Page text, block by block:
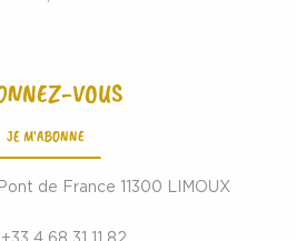
VOUS
JE M'ABONNE
de France 11300 LIMOUX